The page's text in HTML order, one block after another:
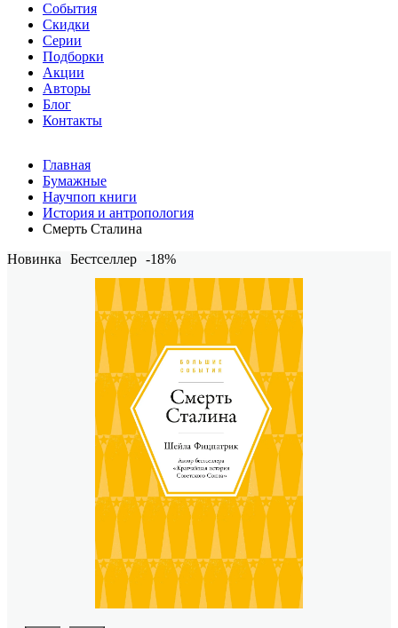
События
Скидки
Серии
Подборки
Акции
Авторы
Блог
Контакты
Главная
Бумажные
Научпоп книги
История и антропология
Смерть Сталина
Новинка
Бестселлер -18%